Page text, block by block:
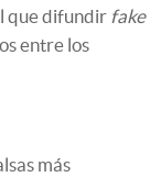
que difundir fake
entre los
más